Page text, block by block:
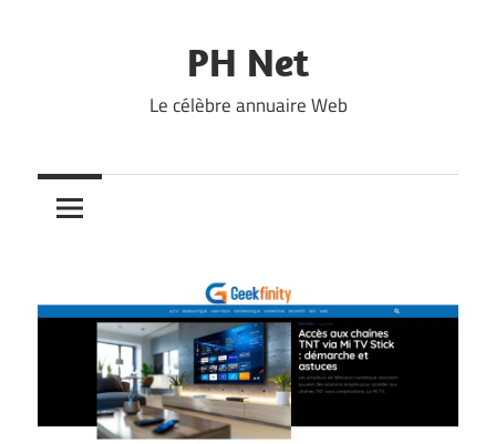
PH Net
Le célèbre annuaire Web